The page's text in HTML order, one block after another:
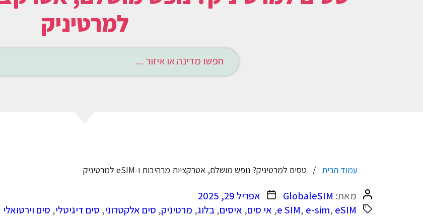
למרטיניק
עמוד הבית טסים למרטיניק? נופש מושלם, אטרקציות מרהיבות ו-eSIM למרטיניק
המחבר
הפוסט
מאת: GlobaleSIM תאריך
פוסט
אפריל 29, 2025
e SIM, e-sim, eSIM
, אי סים, איסים,בלוג, מרטיניק, סים אלקטרוני, סים דיגיטלי, סים וירטואלי